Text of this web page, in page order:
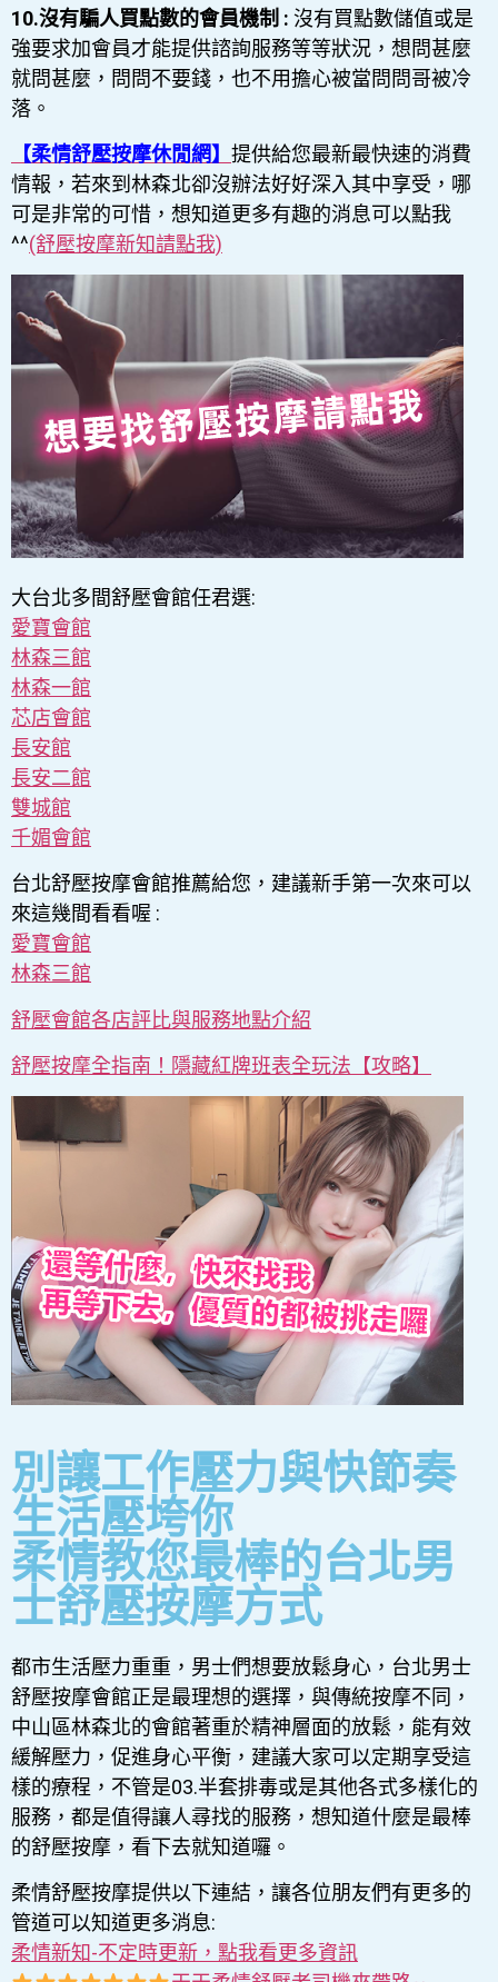
10.沒有騙人買點數的會員機制 : 沒有買點數儲值或是
強要求加會員才能提供諮詢服務等等狀況，想問甚麼
就問甚麼，問問不要錢，也不用擔心被當問問哥被冷
落。
【柔情舒壓按摩休閒網】 提供給您最新最快速的消費
情報，若來到林森北卻沒辦法好好深入其中享受，哪
可是非常的可惜，想知道更多有趣的消息可以點我
^^(舒壓按摩新知請點我)
大台北多間舒壓會館任君選:
愛寶會館
林森三館
林森一館
芯店會館
長安館
長安二館
雙城館
千媚會館
台北舒壓按摩會館推薦給您，建議新手第一次來可以
來這幾間看看喔 :
愛寶會館
林森三館
舒壓會館各店評比與服務地點介紹
舒壓按摩全指南！隱藏紅牌班表全玩法【攻略】
別讓工作壓力與快節奏
生活壓垮你
柔情教您最棒的台北男
士舒壓按摩方式
都市生活壓力重重，男士們想要放鬆身心，台北男士
舒壓按摩會館正是最理想的選擇，與傳統按摩不同，
中山區林森北的會館著重於精神層面的放鬆，能有效
緩解壓力，促進身心平衡，建議大家可以定期享受這
樣的療程，不管是03.半套排毒或是其他各式多樣化的
服務，都是值得讓人尋找的服務，想知道什麼是最棒
的舒壓按摩，看下去就知道囉。
柔情舒壓按摩提供以下連結，讓各位朋友們有更多的
管道可以知道更多消息:
柔情新知-不定時更新，點我看更多資訊